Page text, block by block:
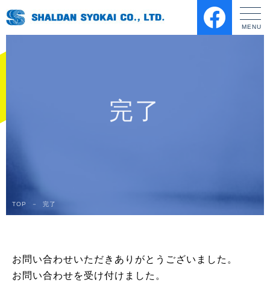
完了
TOP － 完了
お問い合わせいただきありがとうございました。
お問い合わせを受け付けました。